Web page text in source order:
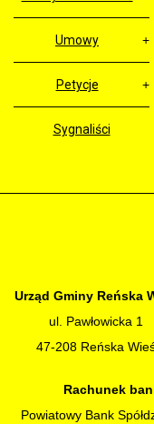
Umowy
Petycje
Sygnaliści
Urząd Gminy Reńska
ul. Pawłowicka 1
47-208 Reńska
Rachunek
Powiatowy Bank